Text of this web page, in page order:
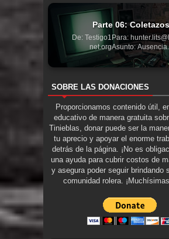
Parte 06: Coletazos
De: Testigo1Para:
net.orgAsunto:
SOBRE LAS DONACIONES
Proporcionamos contenido útil,
educativo de manera gratuita
Tinieblas, donar puede ser la
tu aprecio y apoyar el enorme
detrás de la página. ¡No es
una ayuda para cubrir costos de
y asegura poder seguir brindando
comunidad rolera.